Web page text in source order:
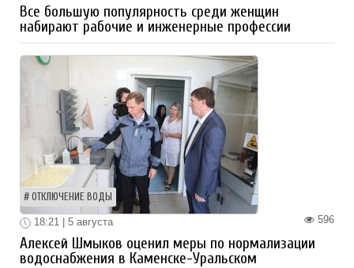
Все большую популярность среди женщин
набирают рабочие и инженерные профессии
ОТКЛЮЧЕНИЕ ВОДЫ
596
18:21 | 5 августа
Алексей Шмыков оценил меры по нормализации
водоснабжения в Каменске-Уральском